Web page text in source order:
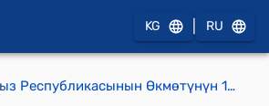
KG RU
Кыргыз Республикасынын Өкмөтүнүн 1998-жылдын 23-ноябрындагы № 761 "Бишкек" ЭЭАгында экспортту өнүктүрүү жөнүндө" токтому